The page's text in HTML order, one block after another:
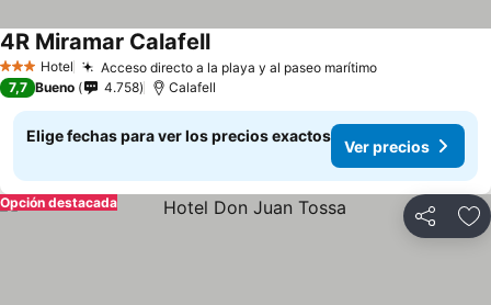
3 Estrellas
Hotel Acceso directo a la playa y al paseo marítimo
4R Miramar Calafell
7,7 Bueno 4.758 Calafell
Elige fechas para ver los precios exactos
Ver precios
Compartir
Opción destacada